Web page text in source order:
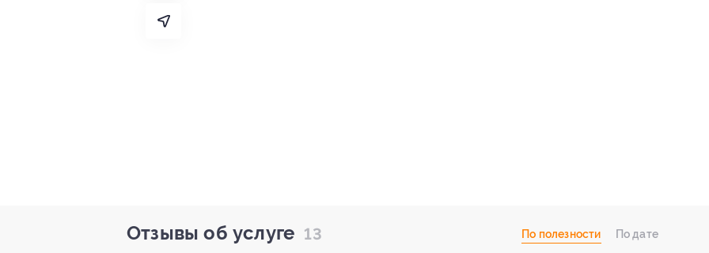
Отзывы об услуге 13 По полезности По дате